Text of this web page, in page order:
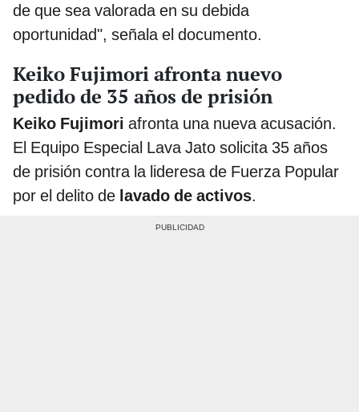
de que sea valorada en su debida
oportunidad", señala el documento.
Keiko Fujimori afronta nuevo
pedido de 35 años de prisión
Keiko Fujimori afronta una nueva acusación.
El Equipo Especial Lava Jato solicita 35 años
de prisión contra la lideresa de Fuerza Popular
por el delito de lavado de activos.